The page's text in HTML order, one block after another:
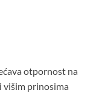
otpornost na
višim prinosima